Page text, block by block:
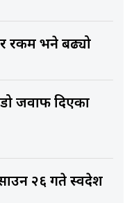
रकम भने बढ्यो
जवाफ दिएका
साउन २६ गते स्वदेश